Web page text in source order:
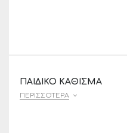
ΠΑΙΔΙΚΌ ΚΆΘΙΣΜΑ
ΠΕΡΙΣΣΌΤΕΡΑ